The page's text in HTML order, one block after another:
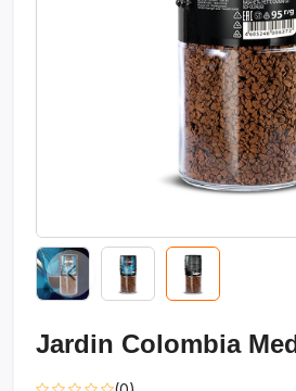
Jardin Colombia